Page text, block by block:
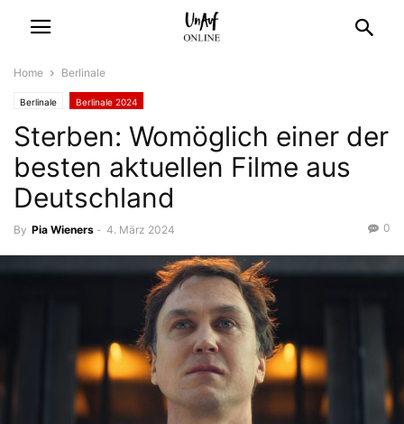
Home Berlinale
Berlinale Berlinale 2024
Sterben: Womöglich einer der
besten aktuellen Filme aus
Deutschland
By Pia Wieners - 4. März 2024 0